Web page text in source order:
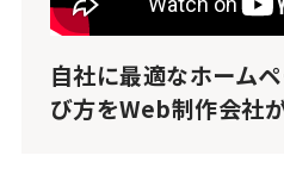
自社に最適なホーム
び方をWeb制作会社